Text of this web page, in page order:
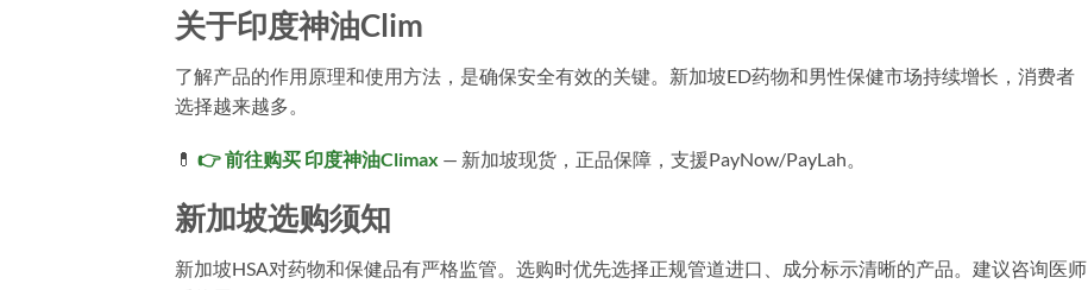
关于印度神油Clim
了解产品的作用原理和使用方法，是确保安全有效的关键。新加坡ED药物和男性保健市场持续增长，消费者
选择越来越多。
💊 👉 前往购买 印度神油Climax — 新加坡现货，正品保障，支援PayNow/PayLah。
新加坡选购须知
新加坡HSA对药物和保健品有严格监管。选购时优先选择正规管道进口、成分标示清晰的产品。建议咨询医师